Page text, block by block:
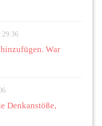
War
Denkanstöße,